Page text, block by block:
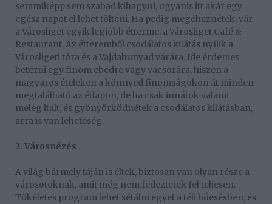
semmiképp sem szabad kihagyni, ugyanis itt akár egy
egész napot el lehet tölteni. Ha pedig megéheznétek, vár
a Városliget egyik legjobb étterme, a Városliget Café &
Restaurant. Az étteremből csodálatos kilátás nyílik a
Városligeti tóra és a Vajdahunyad várára. Ide érdemes
betérni egy finom ebédre vagy vacsorára, hiszen a
magyaros ételeken a könnyed finomságokon át minden
megtalálható az étlapon, de ha csak innátok valami
meleg italt, és gyönyörködnétek a csodálatos kilátásban,
arra is van lehetőség.
2. Városnézés
A világ bármely táján is éltek, biztosan van olyan része a
városotoknak, amit még nem fedeztetek fel teljesen.
Tökéletes program lehet sétálni egyet a téli hóesésben, és